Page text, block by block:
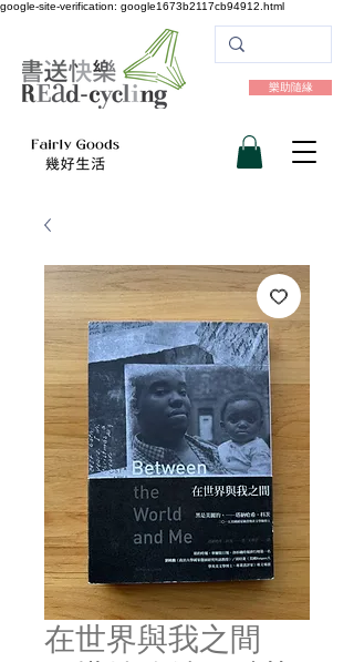
google-site-verification: google1673b2117cb94912.html
樂助隨緣
在世界與我之間